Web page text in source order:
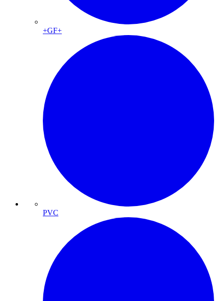
+GF+
PVC